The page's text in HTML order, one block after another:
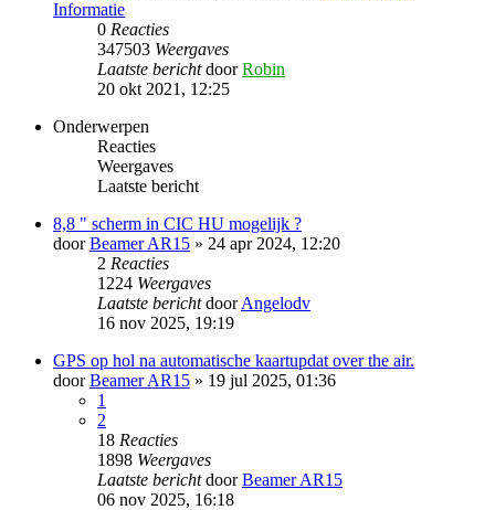
Informatie
0 Reacties
347503 Weergaves
Laatste berichtdoorRobin
20 okt 2021, 12:25
Onderwerpen
Reacties
Weergaves
Laatste bericht
8,8 " scherm in CIC HU mogelijk ?
doorBeamer AR15 » 24 apr 2024, 12:20
2 Reacties
1224 Weergaves
Laatste berichtdoorAngelodv
16 nov 2025, 19:19
GPS op hol na automatische kaartupdat over the air.
doorBeamer AR15 » 19 jul 2025, 01:36
1
2
18 Reacties
1898 Weergaves
Laatste berichtdoorBeamer AR15
06 nov 2025, 16:18